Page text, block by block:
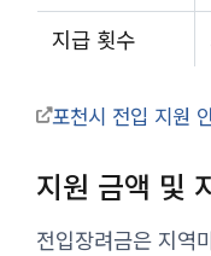
지급 횟수
포천시 전입 지원
지원 금액 및
전입장려금은 지역